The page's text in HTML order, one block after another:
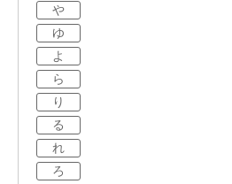
や
ゆ
よ
ら
り
る
れ
ろ